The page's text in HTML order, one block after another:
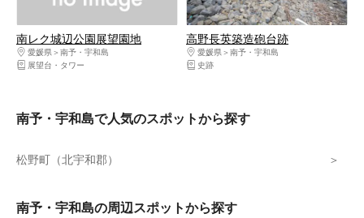
南レク城辺公園展望園地
愛媛県
南予・宇和島
展望台・タワー
高野長英築造砲台跡
愛媛県
南予・宇和島
史跡
南予・宇和島で人気のスポットから探す
松野町（北宇和郡）
南予・宇和島の周辺スポットから探す